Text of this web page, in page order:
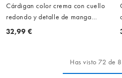
Cárdigan color crema con cuello
redondo y detalle de manga
raglán de ASOS DESIGN
32,99 €
Has visto 72 de